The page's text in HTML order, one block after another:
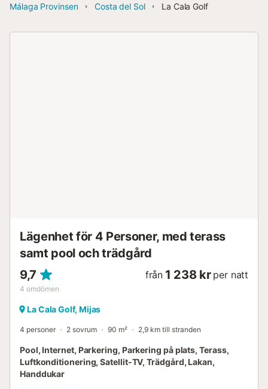
Málaga Provinsen
Costa del Sol La Cala Golf
Lägenhet för 4 Personer, med terass
samt pool och trädgård
9,7
4 omdömen
från 1 238 kr per natt
La Cala Golf, Mijas
4 personer 2 sovrum 90 m² 2,9 km till stranden
Pool, Internet, Parkering, Parkering på plats, Terass,
Luftkonditionering, Satellit-TV, Trädgård, Lakan,
Handdukar